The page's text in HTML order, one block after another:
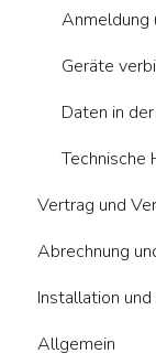
Kosten
Vorteile
Kosten
Vorteile und
Anmeldung
Geräte
Daten in
Technische
Vertrag und
Abrechnung
Abrechnung
Installation
Allgemein